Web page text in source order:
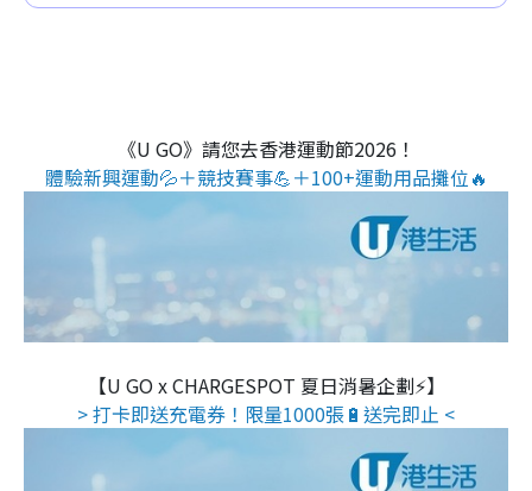
《U GO》請您去香港運動節2026！
體驗新興運動💦＋競技賽事💪＋100+運動用品攤位🔥
【U GO x CHARGESPOT 夏日消暑企劃⚡】
> 打卡即送充電券！限量1000張🔋送完即止 <